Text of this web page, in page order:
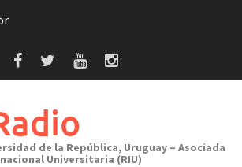
de la República, Uruguay – Asociada
Universitaria (RIU)